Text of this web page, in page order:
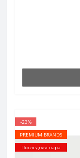
-23%
PREMIUM BRANDS
Последняя пара